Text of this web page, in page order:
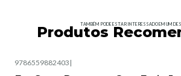
TAMBÉM PODE ESTAR INTERESSADO EM UM
Produtos
9786559882403 |